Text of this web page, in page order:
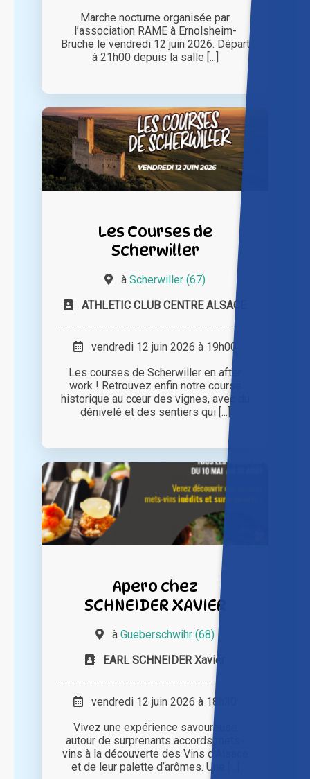
Marche nocturne organisée par
l’association RAME à Ernolsheim-
Bruche le vendredi 12 juin 2026. Départ
à 21h00 depuis la salle [...]
Les Courses de
Scherwiller
à Scherwiller (67)
ATHLETIC CLUB CENTRE ALSACE
vendredi 12 juin 2026 à 19h00
Les courses de Scherwiller en after
work ! Retrouvez enfin notre course
historique au cœur des vignes, avec du
dénivelé et des sentiers qui [...]
Apero chez
SCHNEIDER XAVIER
à Gueberschwihr (68)
EARL SCHNEIDER Xavier
vendredi 12 juin 2026 à 18h30
Vivez une expérience savoureuse
autour de surprenants accords mets-
vins à la découverte des Vins d’Alsace
et de leur palette d’arômes. Une [...]